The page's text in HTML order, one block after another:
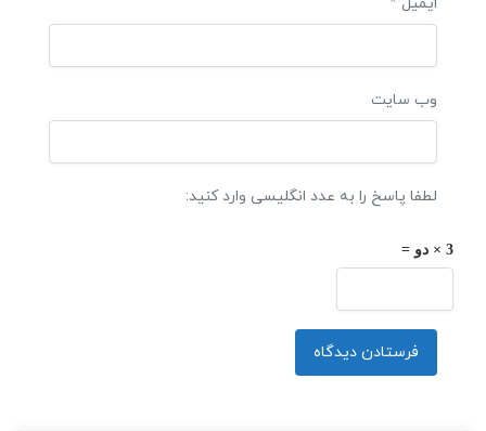
وب‌ سایت
لطفا پاسخ را به عدد انگلیسی وارد کنید:
3 × دو =